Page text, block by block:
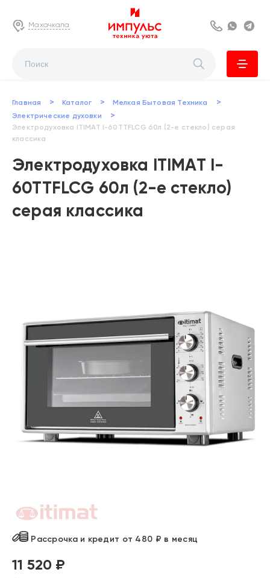
Махачкала 8 800 222 63
Главная > Каталог > Мелкая Бытовая Техника >
Электрические духовки >
Электродуховка ITIMAT I-60TTFLCG 60л (2-е стекло) серая
классика
Электродуховка ITIMAT I-
60TTFLCG 60л (2-е стекло)
серая классика
Рассрочка и кредит от 480 ₽ в месяц
11 520 ₽